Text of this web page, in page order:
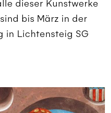
dieser Kunstwerke
bis März in der
in Lichtensteig SG